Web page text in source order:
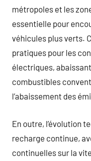
métropoles et les
essentielle pour
véhicules plus verts.
pratiques pour les
électriques,
combustibles
l’abaissement des
En outre, l’évolution
recharge continue,
continuelles sur la